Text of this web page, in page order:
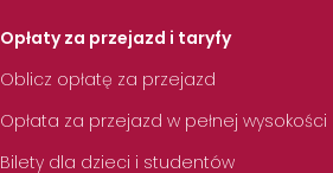
Opłaty za przejazd i taryfy
Oblicz opłatę za przejazd
Opłata za przejazd w pełnej wysokości
Bilety dla dzieci i studentów